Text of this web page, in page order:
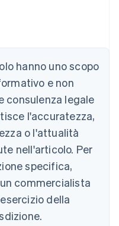
hanno uno scopo
e non
consulenza legale
l'accuratezza,
o l'attualità
nell'articolo. Per
specifica,
commercialista
della